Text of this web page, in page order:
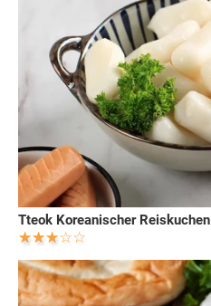
Tteok Koreanischer Reiskuchen